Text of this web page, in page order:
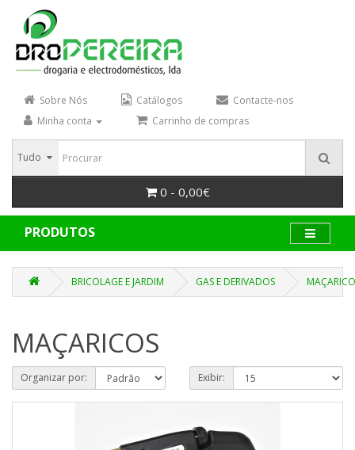
Sobre Nós Catálogos
Contacte-nos
Minha conta
Carrinho de compras
Tudo
0 - 0,00€
PRODUTOS
BRICOLAGE E JARDIM GAS E DERIVADOS
MAÇARICOS
Organizar por: Exibir: